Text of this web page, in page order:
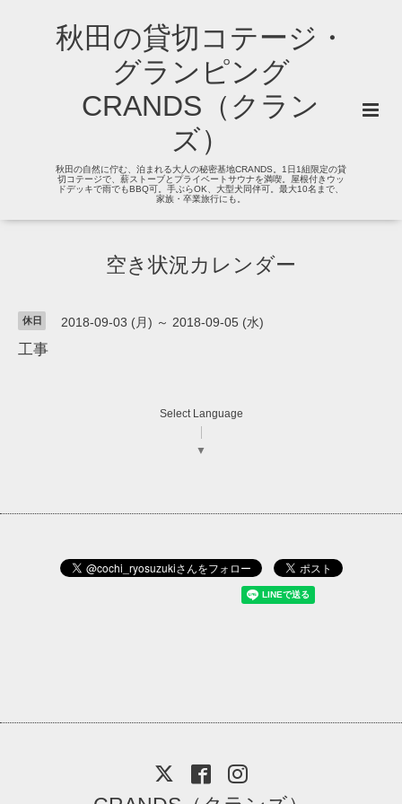
秋田の貸切コテージ・
グランピング
CRANDS（クラン
ズ）
秋田の自然に佇む、泊まれる大人の秘密基地CRANDS。1日1組限定の貸
切コテージで、薪ストーブとプライベートサウナを満喫。屋根付きウッ
ドデッキで雨でもBBQ可。手ぶらOK、大型犬同伴可。最大10名まで、
家族・卒業旅行にも。
空き状況カレンダー
休日 2018-09-03 (月) ～ 2018-09-05 (水)
工事
Select Language
▼